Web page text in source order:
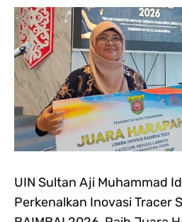
UIN Sultan Aji Muhammad
Perkenalkan Inovasi Tracer